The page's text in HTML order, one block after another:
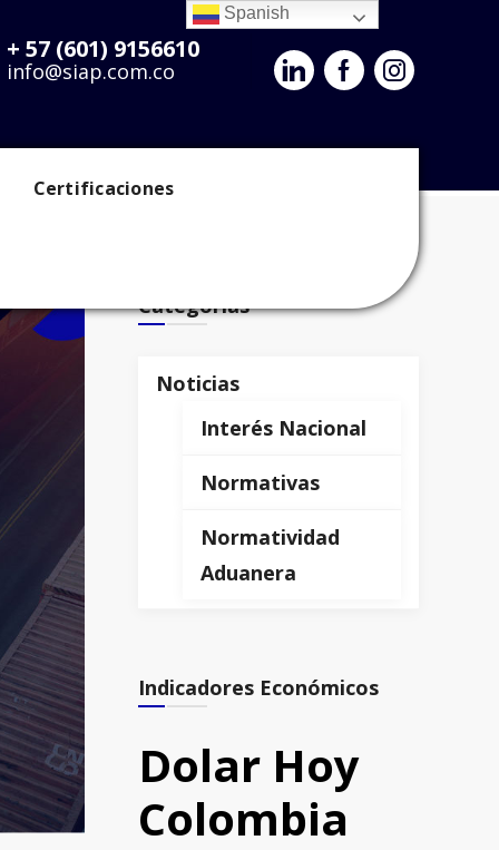
+ 57 (601) 9156610
info@siap.com.co
Certificaciones
Calendario
Categorías
Noticias
Interés Nacional
Normativas
Normatividad
Aduanera
Indicadores Económicos
Dolar Hoy
Colombia
Spanish